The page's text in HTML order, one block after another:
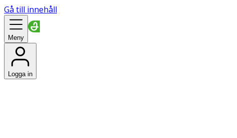
Gå till innehåll
Meny
Logga in